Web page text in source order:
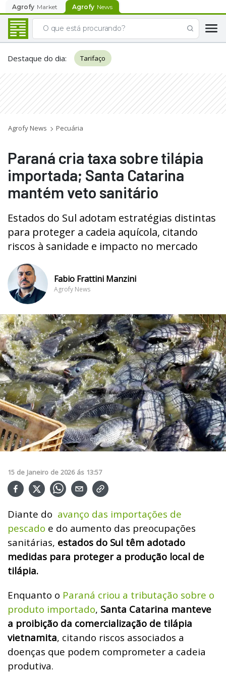
Agrofy Market Agrofy News
Destaque do dia: Tarifaço
Agrofy News Pecuária
Paraná cria taxa sobre tilápia
importada; Santa Catarina
mantém veto sanitário
Estados do Sul adotam estratégias distintas
para proteger a cadeia aquícola, citando
riscos à sanidade e impacto no mercado
Fabio Frattini Manzini
Agrofy News
15 de Janeiro de 2026 ás 13:57
Diante do avanço das importações de
pescado e do aumento das preocupações
sanitárias, estados do Sul têm adotado
medidas para proteger a produção local de
tilápia.
Enquanto o Paraná criou a tributação sobre o
produto importado, Santa Catarina manteve
a proibição da comercialização de tilápia
vietnamita, citando riscos associados a
doenças que podem comprometer a cadeia
produtiva.